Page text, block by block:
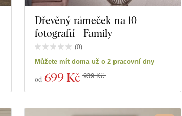
Dřevěný rámeček na 10
fotografií - Family
(0)
Můžete mít doma už o 2 pracovní dny
od 699 Kč 939 Kč